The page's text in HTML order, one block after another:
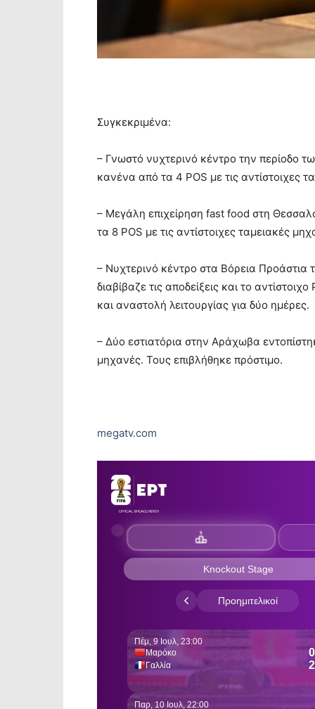
Συγκεκριμένα:
– Γνωστό νυχτερινό κέντρο την περίοδο
κανένα από τα 4 POS με τις αντίστοιχες
– Μεγάλη επιχείρηση fast food στη
τα 8 POS με τις αντίστοιχες ταμειακές
– Νυχτερινό κέντρο στα Βόρεια Προάστια
διαβίβαζε τις αποδείξεις και το
και αναστολή λειτουργίας για δύο ημέρες.
– Δύο εστιατόρια στην Αράχωβα
μηχανές. Τους επιβλήθηκε πρόστιμο.
megatv.com